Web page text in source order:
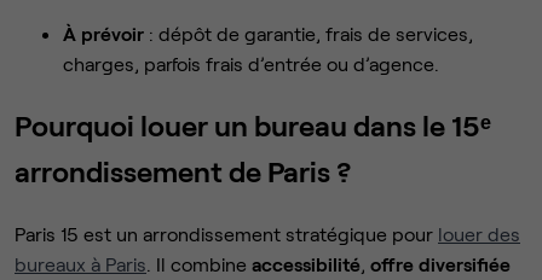
À prévoir : dépôt de garantie, frais de services,
charges, parfois frais d’entrée ou d’agence.
Pourquoi louer un bureau dans le 15ᵉ
arrondissement de Paris ?
Paris 15 est un arrondissement stratégique pour louer des
bureaux à Paris . Il combine accessibilité offre diversifiée